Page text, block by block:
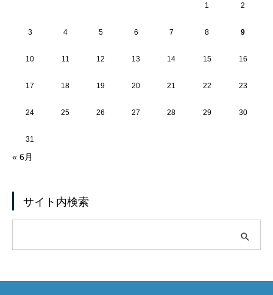
1 2
3 4 5 6 7 8 9
10 11 12 13 14 15 16
17 18 19 20 21 22 23
24 25 26 27 28 29 30
31
« 6月
サイト内検索